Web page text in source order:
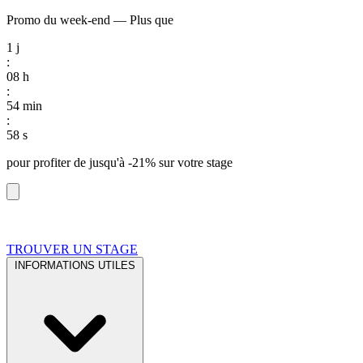
Promo du week-end — Plus que
1 j
:
08 h
:
54 min
:
57 s
pour profiter de jusqu'à -21% sur votre stage
TROUVER UN STAGE
INFORMATIONS UTILES